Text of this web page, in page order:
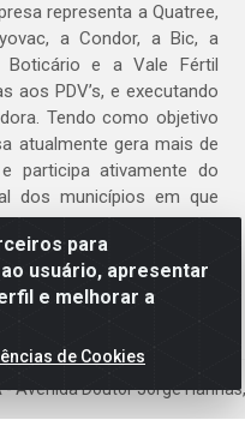
para
usuário, apresentar
e melhorar a
de Cookies
representa a Quatree,
a Condor, a Bic, a
Boticário e a Vale Fértil
aos PDV’s, e executando
Tendo como objetivo
atualmente gera mais de
participa ativamente do
dos municípios em que
- Avenida Doutor Jorge